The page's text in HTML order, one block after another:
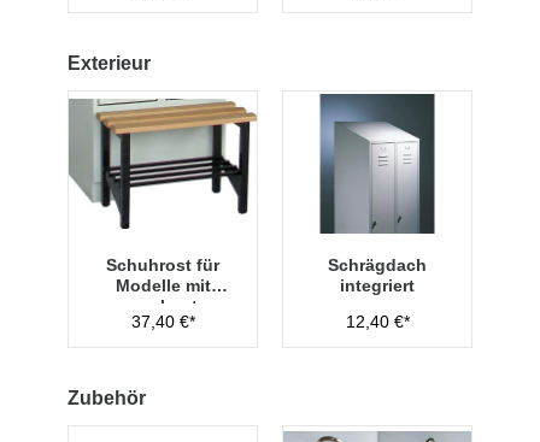
Exterieur
Schuhrost für
Modelle mit
vorgebauter
Sitzbank,
Abteilbreite 400
37,40 €*
Schrägdach
integriert
12,40 €*
Zubehör